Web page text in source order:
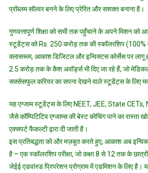
16
वर्षों
का
जश्न
मनाते
2025
लॉन्च
–
जो
छात्रों
को
प्रॉब्लम सॉल्वर बनने के लिए प्रेरित और सशक्त बनाना है।
गुणवत्तापूर्ण शिक्षा को सभी तक पहुँचाने के अपने मिशन को
स्टूडेंट्स को Rs. 250 करोड़ तक की स्कॉलरशिप (100%
क्लासरूम, आकाश डिजिटल और इन्विक्टस कोर्सेस पर लागू
2.5 करोड़ तक के कैश अवॉर्ड्स भी दिए जा रहे हैं, जो
सक्सेसफुल करियर का सपना देखने वाले स्टूडेंट्स के लिए
यह एग्जाम स्टूडेंट्स के लिए NEET, JEE, State
जैसे कॉम्पिटिटिव एग्जाम्स की बेस्ट कोचिंग पाने का रास्ता
एक्सपर्ट फैकल्टी द्वारा दी जाती है।
इस प्रतिबद्धता को और मज़बूत करते हुए, आकाश अब
है – एक स्कॉलरशिप परीक्षा, जो कक्षा 8 से 12 तक के
जेईई एडवांस्ड प्रिपरेशन प्रोग्राम में एडमिशन के लिए